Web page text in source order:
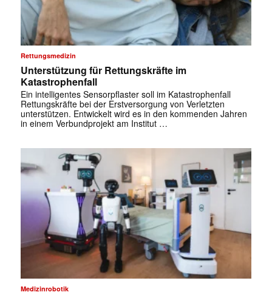
Rettungsmedizin
Unterstützung für Rettungskräfte im
Katastrophenfall
Ein intelligentes Sensorpflaster soll im Katastrophenfall
Rettungskräfte bei der Erstversorgung von Verletzten
unterstützen. Entwickelt wird es in den kommenden Jahren
in einem Verbundprojekt am Institut …
Medizinrobotik